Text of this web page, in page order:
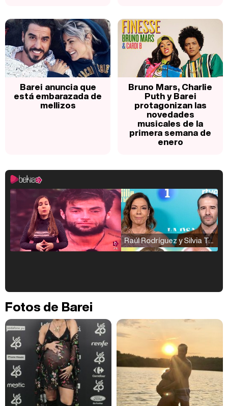
Barei anuncia que
está embarazada de
mellizos
Bruno Mars, Charlie
Puth y Barei
protagonizan las
novedades
musicales de la
primera semana de
enero
Raúl Rodríguez y Silvia Taulés nos cuentan su papel en 'La familia de la tele'
Carlota Corredera y Javier de Hoyos: "La tele tiene que representar al público también y aquí están todos los perfiles posibles&quo;
Fotos de Barei